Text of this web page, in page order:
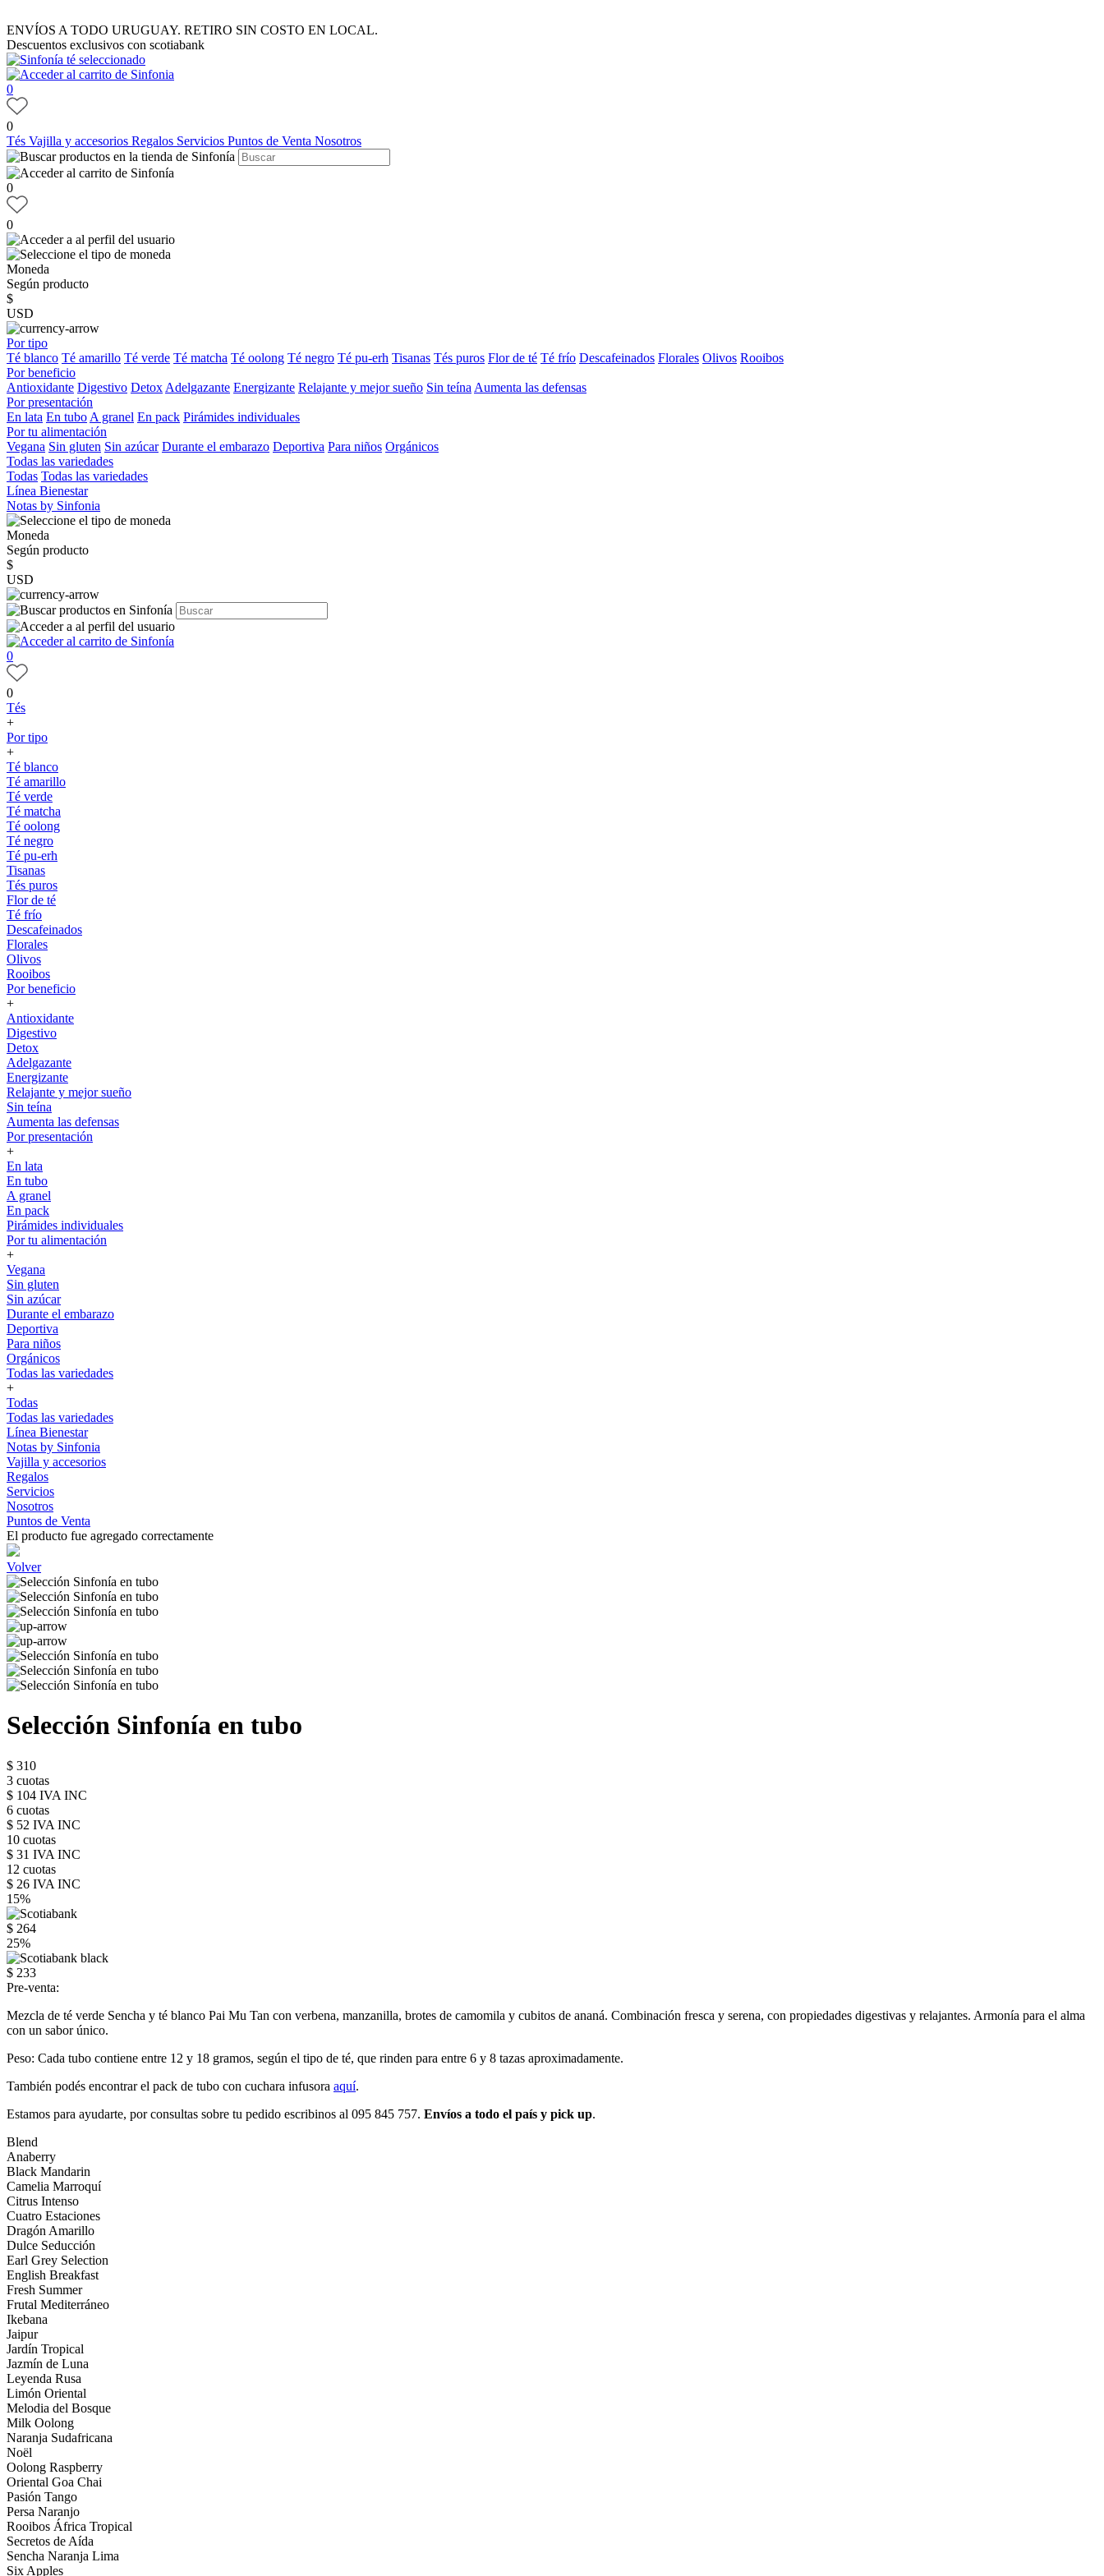
ENVÍOS A TODO URUGUAY. RETIRO SIN COSTO EN LOCAL.
Descuentos exclusivos con scotiabank
0
0
Tés Vajilla y accesorios Regalos Servicios Puntos de Venta Nosotros
0
0
Moneda
Según producto
$
USD
Por tipo
Té blanco Té amarillo Té verde Té matcha Té oolong Té negro Té pu-erh Tisanas Tés puros Flor de té Té frío Descafeinados Florales Olivos Rooibos
Por beneficio
Antioxidante Digestivo Detox Adelgazante Energizante Relajante y mejor sueño Sin teína Aumenta las defensas
Por presentación
En lata En tubo A granel En pack Pirámides individuales
Por tu alimentación
Vegana Sin gluten Sin azúcar Durante el embarazo Deportiva Para niños Orgánicos
Todas las variedades
Todas Todas las variedades
Línea Bienestar
Notas by Sinfonia
Moneda
Según producto
$
USD
0
0
Tés
+
Por tipo
+
Té blanco
Té amarillo
Té verde
Té matcha
Té oolong
Té negro
Té pu-erh
Tisanas
Tés puros
Flor de té
Té frío
Descafeinados
Florales
Olivos
Rooibos
Por beneficio
+
Antioxidante
Digestivo
Detox
Adelgazante
Energizante
Relajante y mejor sueño
Sin teína
Aumenta las defensas
Por presentación
+
En lata
En tubo
A granel
En pack
Pirámides individuales
Por tu alimentación
+
Vegana
Sin gluten
Sin azúcar
Durante el embarazo
Deportiva
Para niños
Orgánicos
Todas las variedades
+
Todas
Todas las variedades
Línea Bienestar
Notas by Sinfonia
Vajilla y accesorios
Regalos
Servicios
Nosotros
Puntos de Venta
El producto fue agregado correctamente
Volver
Selección Sinfonía en tubo
$ 310
3 cuotas
$ 104 IVA INC
6 cuotas
$ 52 IVA INC
10 cuotas
$ 31 IVA INC
12 cuotas
$ 26 IVA INC
15%
$ 264
25%
$ 233
Pre-venta:
Mezcla de té verde Sencha y té blanco Pai Mu Tan con verbena, manzanilla, brotes de camomila y cubitos de ananá. Combinación fresca y serena, con propiedades digestivas y relajantes. Armonía para el alma
con un sabor único.
Peso: Cada tubo contiene entre 12 y 18 gramos, según el tipo de té, que rinden para entre 6 y 8 tazas aproximadamente.
También podés encontrar el pack de tubo con cuchara infusora aquí.
Estamos para ayudarte, por consultas sobre tu pedido escribinos al 095 845 757. Envíos a todo el país y pick up.
Blend
Anaberry
Black Mandarin
Camelia Marroquí
Citrus Intenso
Cuatro Estaciones
Dragón Amarillo
Dulce Seducción
Earl Grey Selection
English Breakfast
Fresh Summer
Frutal Mediterráneo
Ikebana
Jaipur
Jardín Tropical
Jazmín de Luna
Leyenda Rusa
Limón Oriental
Melodia del Bosque
Milk Oolong
Naranja Sudafricana
Noël
Oolong Raspberry
Oriental Goa Chai
Pasión Tango
Persa Naranjo
Rooibos África Tropical
Secretos de Aída
Sencha Naranja Lima
Six Apples